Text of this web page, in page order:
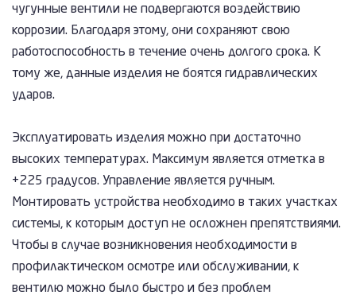
чугунные вентили не подвергаются воздействию
коррозии. Благодаря этому, они сохраняют свою
работоспособность в течение очень долгого срока. К
тому же, данные изделия не боятся гидравлических
ударов.
Эксплуатировать изделия можно при достаточно
высоких температурах. Максимум является отметка в
+225 градусов. Управление является ручным.
Монтировать устройства необходимо в таких участках
системы, к которым доступ не осложнен препятствиями.
Чтобы в случае возникновения необходимости в
профилактическом осмотре или обслуживании, к
вентилю можно было быстро и без проблем